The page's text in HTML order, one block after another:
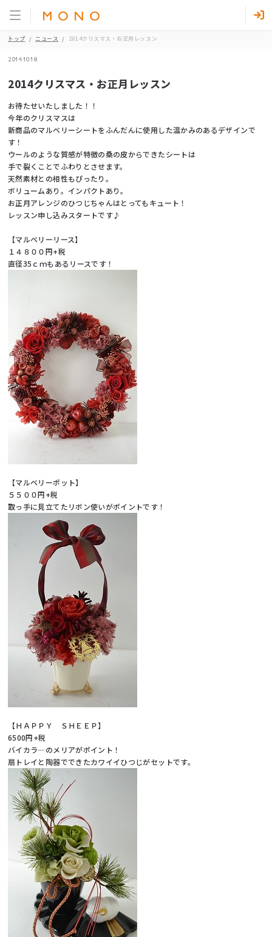
トップ ニュース 2014クリスマス・お正月レッスン
2014.10.18
2014クリスマス・お正月レッスン
お待たせいたしました！！
今年のクリスマスは
新商品のマルベリーシートをふんだんに使用した温かみのあるデザインで
す！
ウールのような質感が特徴の桑の皮からできたシートは
手で裂くことでふわりとさせます。
天然素材との相性もぴったり。
ボリュームあり。インパクトあり。
お正月アレンジのひつじちゃんはとってもキュート！
レッスン申し込みスタートです♪
【マルベリーリース】
１４８００円+税
直径35ｃｍもあるリースです！
【マルベリーポット】
５５００円+税
取っ手に見立てたリボン使いがポイントです！
【ＨＡＰＰＹ ＳＨＥＥＰ】
6500円+税
バイカラ―のメリアがポイント！
扇トレイと陶器でできたカワイイひつじがセットです。